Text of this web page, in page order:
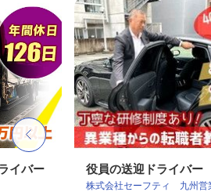
イバー 役員の送迎ドライバー
株式会社セーフティ 九州営